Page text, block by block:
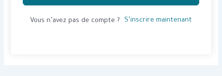
Vous n’avez pas de compte ? S’inscrire maintenant